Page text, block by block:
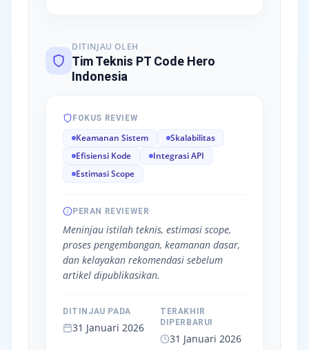
DITINJAU OLEH
Tim Teknis PT Code Hero
Indonesia
FOKUS REVIEW
Keamanan Sistem
Skalabilitas
Efisiensi Kode
Integrasi API
Estimasi Scope
PERAN REVIEWER
Meninjau istilah teknis, estimasi scope,
proses pengembangan, keamanan dasar,
dan kelayakan rekomendasi sebelum
artikel dipublikasikan.
DITINJAU PADA
31 Januari 2026
TERAKHIR
DIPERBARUI
31 Januari 2026